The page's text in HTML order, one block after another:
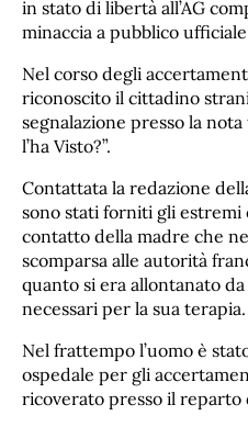
in stato di libertà all’AG
minaccia a pubblico
Nel corso degli
riconoscito il cittadino
segnalazione presso la
l’ha Visto?”.
Contattata la redazione
sono stati forniti gli estremi
contatto della madre che
scomparsa alle autorità
quanto si era allontanato da
necessari per la sua terapia.
Nel frattempo l’uomo è
ospedale per gli
ricoverato presso il reparto